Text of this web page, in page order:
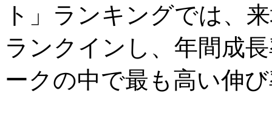
ト」ランキングでは、
ランクインし、年間成
ークの中で最も高い伸